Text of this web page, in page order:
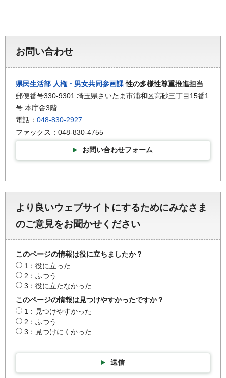
お問い合わせ
県民生活部 人権・男女共同参画課性の多様性尊重推進担当
郵便番号330-9301 埼玉県さいたま市浦和区高砂三丁目15番1
号 本庁舎3階
電話： 048-830-2927
ファックス：048-830-4755
お問い合わせフォーム
より良いウェブサイトにするためにみなさま
のご意見をお聞かせください
このページの情報は役に立ちましたか？
1：役に立った
2：ふつう
3：役に立たなかった
このページの情報は見つけやすかったですか？
1：見つけやすかった
2：ふつう
3：見つけにくかった
送信